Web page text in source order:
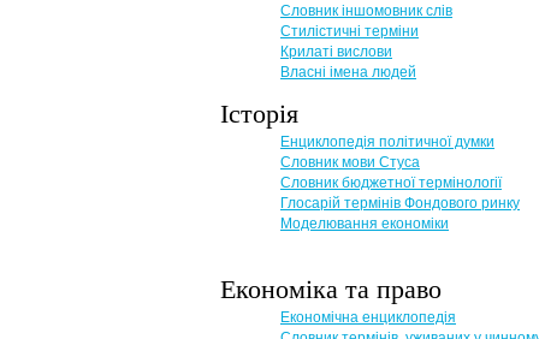
Словник іншомовник слів
Стилістичні терміни
Крилаті вислови
Власні імена людей
Історія
Енциклопедія політичної думки
Словник мови Стуса
Словник бюджетної термінології
Глосарій термінів Фондового ринку
Моделювання економіки
Економіка та право
Eкономічна енциклопедія